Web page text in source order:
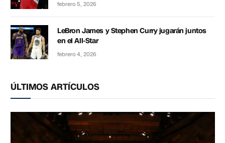
febrero 5, 2026
LeBron James y Stephen Curry jugarán juntos
en el All-Star
febrero 4, 2026
ÚLTIMOS ARTÍCULOS